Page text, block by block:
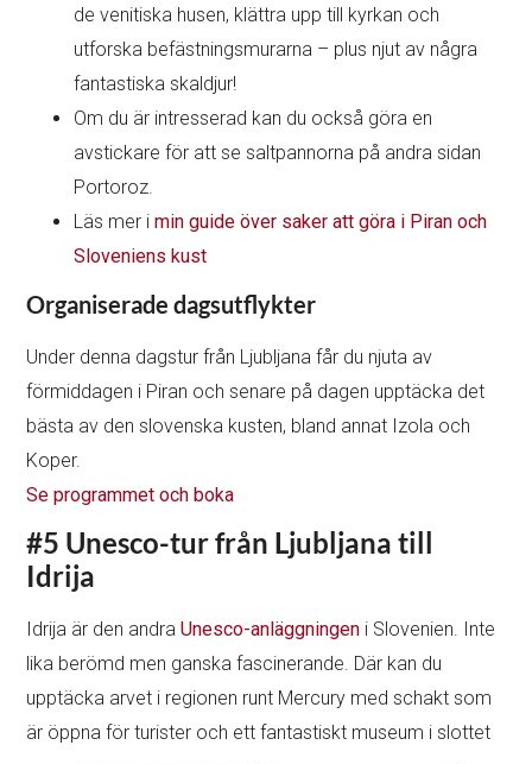
de venitiska husen, klättra upp till kyrkan och
utforska befästningsmurarna – plus njut av några
fantastiska skaldjur!
Om du är intresserad kan du också göra en
avstickare för att se saltpannorna på andra sidan
Portoroz.
Läs mer imin guide över saker att göra i Piran och
Sloveniens kust
Organiserade dagsutflykter
Under denna dagstur från Ljubljana får du njuta av
förmiddagen i Piran och senare på dagen upptäcka det
bästa av den slovenska kusten, bland annat Izola och
Koper.
Se programmet och boka
#5 Unesco-tur från Ljubljana till
Idrija
Idrija är den andraUnesco-anläggningen i Slovenien. Inte
lika berömd men ganska fascinerande. Där kan du
upptäcka arvet i regionen runt Mercury med schakt som
är öppna för turister och ett fantastiskt museum i slottet